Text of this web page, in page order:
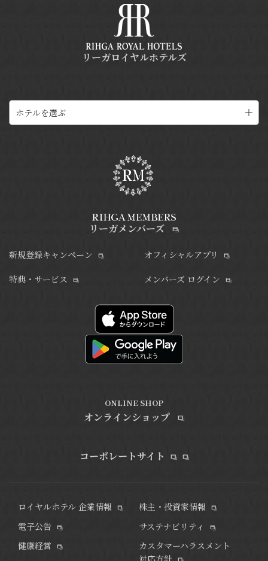
リーガロイヤルホテルズ
ホテルを選ぶ
リーガメンバーズ
新規登録キャンペーン
特典・サービス
オフィシャルアプリ
メンバーズ ログイン
ONLINE SHOP
オンラインショップ
コーポレートサイト
ロイヤルホテル 企業情報
株主・投資家情報
電子公告
サステナビリティ
健康経営
カスタマーハラスメント
対応方針